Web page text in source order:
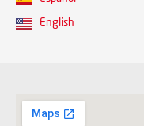
English